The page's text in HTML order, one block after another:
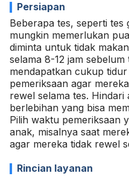
Persiapan
Beberapa tes, seperti
mungkin memerlukan
diminta untuk tidak
selama 8-12 jam
mendapatkan cukup
pemeriksaan agar
rewel selama tes. Hindari
berlebihan yang bisa
Pilih waktu pemeriksaan
anak, misalnya saat
agar mereka tidak rewel
Rincian layanan